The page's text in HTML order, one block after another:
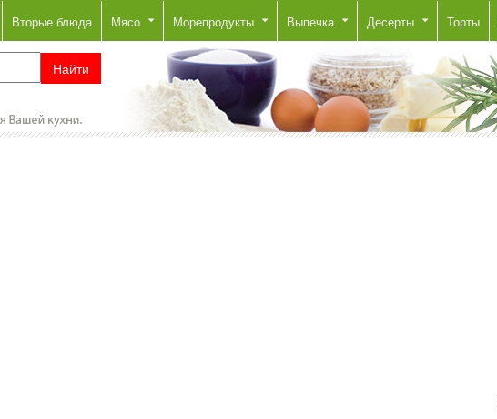
Вторые блюда Мясо Морепродукты Выпечка Десерты Торты